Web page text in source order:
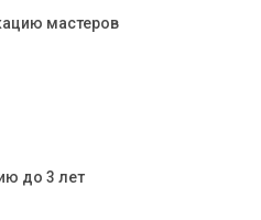
мастеров
до 3 лет